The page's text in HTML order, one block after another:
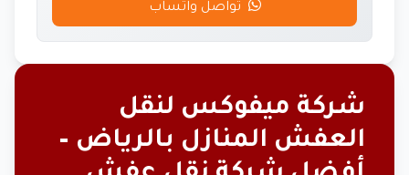
تواصل واتساب
شركة ميفوكس لنقل
العفش المنازل بالرياض –